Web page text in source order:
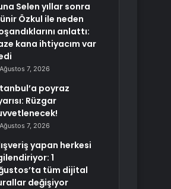
Selen yıllar sonra
Özkul ile neden
anlattı:
kana ihtiyacım var
Ağustos 7, 2026
poyraz
Rüzgar
Ağustos 7, 2026
yapan herkesi
1
tüm dijital
değişiyor